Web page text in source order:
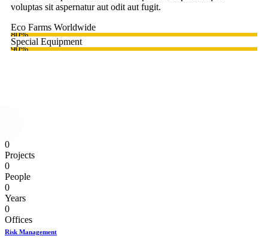
voluptas sit aspernatur aut odit aut fugit.
Eco Farms Worldwide
80%
Special Equipment
90%
0
Projects
0
People
0
Years
0
Offices
Risk Management